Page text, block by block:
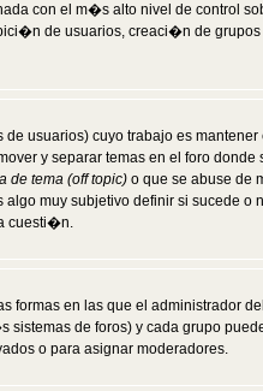
con el m�s alto nivel de control
de usuarios, creaci�n de
de usuarios) cuyo trabajo es
y separar temas en el foro
de tema (off topic) o que se abuse de
muy subjetivo definir si sucede
cuesti�n.
formas en las que el administrador
de foros) y cada grupo
o para asignar moderadores.